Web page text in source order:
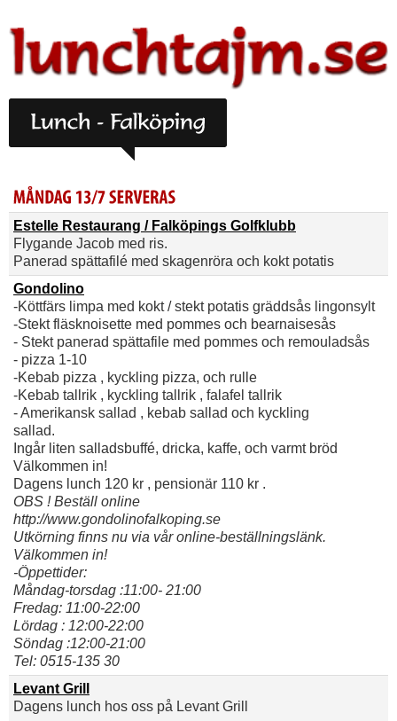
Estelle Restaurang / Falköpings Golfklubb
Flygande Jacob med ris.
Panerad spättafilé med skagenröra och kokt potatis
Gondolino
-Köttfärs limpa med kokt / stekt potatis gräddsås lingonsylt
-Stekt fläsknoisette med pommes och bearnaisesås
- Stekt panerad spättafile med pommes och remouladsås
- pizza 1-10
-Kebab pizza , kyckling pizza, och rulle
-Kebab tallrik , kyckling tallrik , falafel tallrik
- Amerikansk sallad , kebab sallad och kyckling
sallad.
Ingår liten salladsbuffé, dricka, kaffe, och varmt bröd
Välkommen in!
Dagens lunch 120 kr , pensionär 110 kr .
OBS ! Beställ online
http://www.gondolinofalkoping.se
Utkörning finns nu via vår online‑beställningslänk.
Välkommen in!
-Öppettider:
Måndag-torsdag :11:00- 21:00
Fredag: 11:00-22:00
Lördag : 12:00-22:00
Söndag :12:00-21:00
Tel: 0515-135 30
Levant Grill
Dagens lunch hos oss på Levant Grill